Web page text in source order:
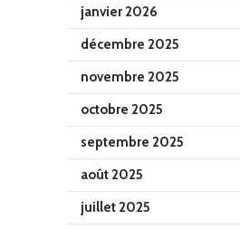
janvier 2026
décembre 2025
novembre 2025
octobre 2025
septembre 2025
août 2025
juillet 2025